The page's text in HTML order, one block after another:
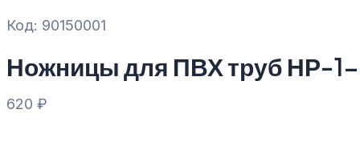
Код: 90150001
Ножницы для ПВХ труб НР-
620 ₽